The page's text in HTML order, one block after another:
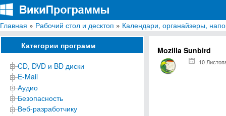
ВикиПрограммы
Энциклопедия бесплатных компьютерных программ для Windows
Главная » Рабочий стол и десктоп » Календари, органайзеры,
Категории программ
CD, DVD и BD диски
E-Mail
Аудио
Безопасность
Веб-разработчику
Mozilla Sunbird
10